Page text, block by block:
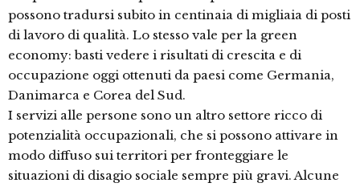
possono tradursi subito in centinaia di migliaia di posti
di lavoro di qualità. Lo stesso vale per la green
economy: basti vedere i risultati di crescita e di
occupazione oggi ottenuti da paesi come Germania,
Danimarca e Corea del Sud.
I servizi alle persone sono un altro settore ricco di
potenzialità occupazionali, che si possono attivare in
modo diffuso sui territori per fronteggiare le
situazioni di disagio sociale sempre più gravi. Alcune